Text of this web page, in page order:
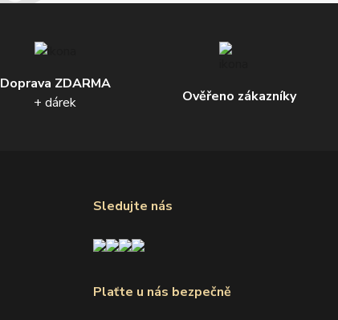
Doprava ZDARMA
+ dárek
Ověřeno zákazníky
Sledujte nás
Plaťte u nás bezpečně